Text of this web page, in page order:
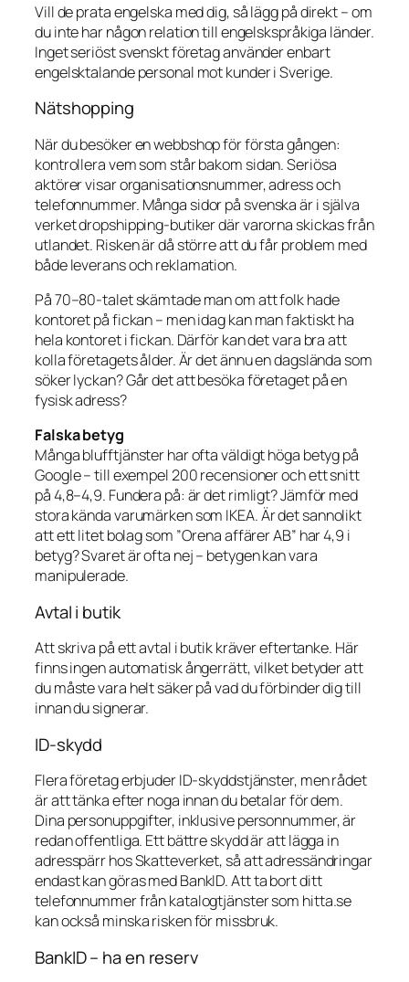
Vill de prata engelska med dig, så lägg på direkt – om
du inte har någon relation till engelskspråkiga länder.
Inget seriöst svenskt företag använder enbart
engelsktalande personal mot kunder i Sverige.
Nätshopping
När du besöker en webbshop för första gången:
kontrollera vem som står bakom sidan. Seriösa
aktörer visar organisationsnummer, adress och
telefonnummer. Många sidor på svenska är i själva
verket dropshipping-butiker där varorna skickas från
utlandet. Risken är då större att du får problem med
både leverans och reklamation.
På 70–80-talet skämtade man om att folk hade
kontoret på fickan – men idag kan man faktiskt ha
hela kontoret i fickan. Därför kan det vara bra att
kolla företagets ålder. Är det ännu en dagslända som
söker lyckan? Går det att besöka företaget på en
fysisk adress?
Falska betyg
Många blufftjänster har ofta väldigt höga betyg på
Google – till exempel 200 recensioner och ett snitt
på 4,8–4,9. Fundera på: är det rimligt? Jämför med
stora kända varumärken som IKEA. Är det sannolikt
att ett litet bolag som ”Orena affärer AB” har 4,9 i
betyg? Svaret är ofta nej – betygen kan vara
manipulerade.
Avtal i butik
Att skriva på ett avtal i butik kräver eftertanke. Här
finns ingen automatisk ångerrätt, vilket betyder att
du måste vara helt säker på vad du förbinder dig till
innan du signerar.
ID-skydd
Flera företag erbjuder ID-skyddstjänster, men rådet
är att tänka efter noga innan du betalar för dem.
Dina personuppgifter, inklusive personnummer, är
redan offentliga. Ett bättre skydd är att lägga in
adresspärr hos Skatteverket, så att adressändringar
endast kan göras med BankID. Att ta bort ditt
telefonnummer från katalogtjänster som hitta.se
kan också minska risken för missbruk.
BankID – ha en reserv